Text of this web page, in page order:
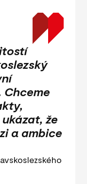
že
a ambice